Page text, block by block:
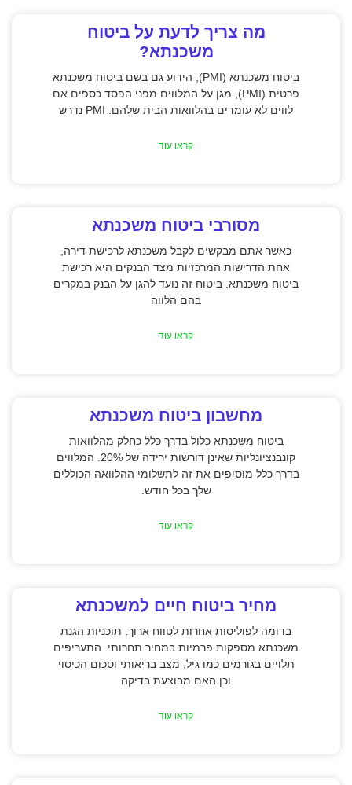
מה צריך לדעת על ביטוח
משכנתא?
ביטוח משכנתא (PMI), הידוע גם בשם ביטוח משכנתא
פרטית (PMI), מגן על המלווים מפני הפסד כספים אם
לווים לא עומדים בהלוואות הבית שלהם. PMI נדרש
קראו עוד
מסורבי ביטוח משכנתא
כאשר אתם מבקשים לקבל משכנתא לרכישת דירה,
אחת הדרישות המרכזיות מצד הבנקים היא רכישת
ביטוח משכנתא. ביטוח זה נועד להגן על הבנק במקרים
בהם הלווה
קראו עוד
מחשבון ביטוח משכנתא
ביטוח משכנתא כלול בדרך כלל כחלק מהלוואות
קונבנציונליות שאינן דורשות ירידה של 20%. המלווים
בדרך כלל מוסיפים את זה לתשלומי ההלוואה הכוללים
שלך בכל חודש.
קראו עוד
מחיר ביטוח חיים למשכנתא
בדומה לפוליסות אחרות לטווח ארוך, תוכניות הגנת
משכנתא מספקות פרמיות במחיר תחרותי. התעריפים
תלויים בגורמים כמו גיל, מצב בריאותי וסכום הכיסוי
וכן האם מבוצעת בדיקה
קראו עוד